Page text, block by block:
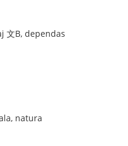
文B, dependas
natura